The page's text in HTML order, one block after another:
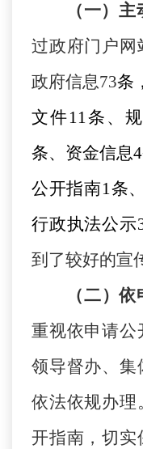
（一）
过政府门户网
政府信息73条
文件11条、
条、资金信息
公开指南1条
行政执法公示
到了较好的宣
（二）
重视依申请公
领导督办、集
依法依规办理
开指南，切实